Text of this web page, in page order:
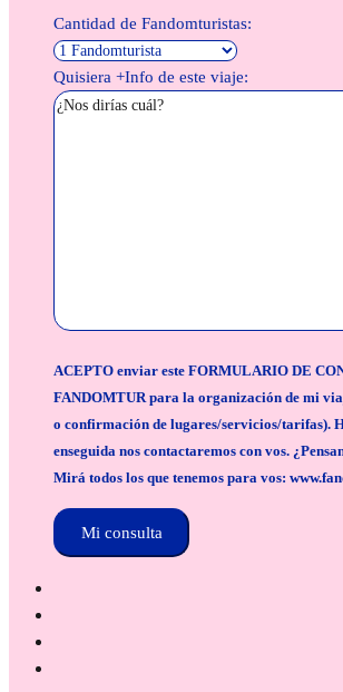
Cantidad de Fandomturistas:
Quisiera +Info de este viaje:
ACEPTO enviar este FORMULARIO DE
FANDOMTUR para la organización de mi
o confirmación de lugares/servicios/tarifas).
enseguida nos contactaremos con vos.
Mirá todos los que tenemos para vos: